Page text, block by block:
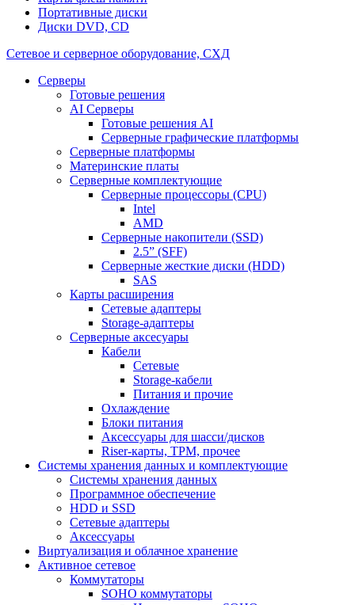
Портативные диски
Диски DVD, CD
Сетевое и серверное оборудование, СХД
Cерверы
Готовые решения
AI Серверы
Готовые решения AI
Серверные графические платформы
Серверные платформы
Материнские платы
Серверные комплектующие
Серверные процессоры (CPU)
Intel
AMD
Серверные накопители (SSD)
2.5” (SFF)
Серверные жесткие диски (HDD)
SAS
Карты расширения
Сетевые адаптеры
Storage-адаптеры
Серверные аксесуары
Кабели
Сетевые
Storage-кабели
Питания и прочие
Охлаждение
Блоки питания
Аксессуары для шасси/дисков
Riser-карты, TPM, прочее
Системы хранения данных и комплектующие
Системы хранения данных
Программное обеспечение
HDD и SSD
Сетевые адаптеры
Аксессуары
Виртуализация и облачное хранение
Активное сетевое
Коммутаторы
SOHO коммутаторы